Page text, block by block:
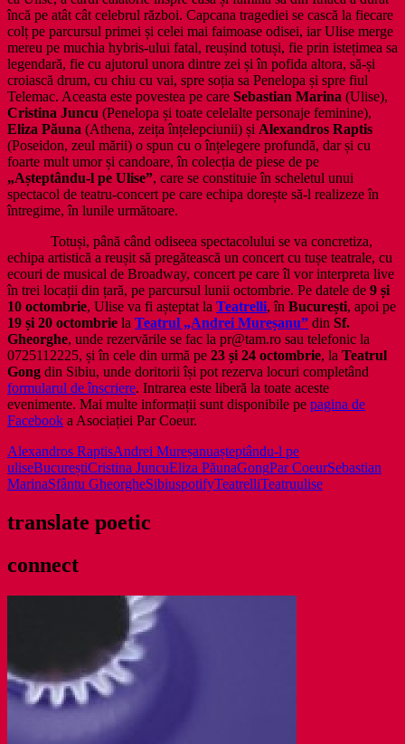
încă pe atât cât celebrul război. Capcana tragediei se cască la fiecare
colț pe parcursul primei și celei mai faimoase odisei, iar Ulise merge
mereu pe muchia hybris-ului fatal, reușind totuși, fie prin istețimea sa
legendară, fie cu ajutorul unora dintre zei și în pofida altora, să-și
croiască drum, cu chiu cu vai, spre soția sa Penelopa și spre fiul
Telemac. Aceasta este povestea pe care Sebastian Marina (Ulise),
Cristina Juncu (Penelopa și toate celelalte personaje feminine),
Eliza Păuna (Athena, zeița înțelepciunii) și Alexandros Raptis
(Poseidon, zeul mării) o spun cu o înțelegere profundă, dar și cu
foarte mult umor și candoare, în colecția de piese de pe
„Așteptându-l pe Ulise”, care se constituie în scheletul unui
spectacol de teatru-concert pe care echipa dorește să-l realizeze în
întregime, în lunile următoare.
Totuși, până când odiseea spectacolului se va concretiza,
echipa artistică a reușit să pregătească un concert cu tușe teatrale, cu
ecouri de musical de Broadway, concert pe care îl vor interpreta live
în trei locații din țară, pe parcursul lunii octombrie. Pe datele de 9 și
10 octombrie, Ulise va fi așteptat la Teatrelli, în București, apoi pe
19 și 20 octombrie la Teatrul „Andrei Mureșanu” din Sf.
Gheorghe, unde rezervările se fac la pr@tam.ro sau telefonic la
0725112225, și în cele din urmă pe 23 și 24 octombrie, la Teatrul
Gong din Sibiu, unde doritorii își pot rezerva locuri completând
formularul de înscriere. Intrarea este liberă la toate aceste
evenimente. Mai multe informații sunt disponibile pe pagina de
Facebook a Asociației Par Coeur.
Alexandros RaptisAndrei Mureșanuașteptându-l pe
uliseBucureștiCristina JuncuEliza PăunaGongPar CoeurSebastian
MarinaSfântu GheorgheSibiuspotifyTeatrelliTeatruulise
translate poetic
connect